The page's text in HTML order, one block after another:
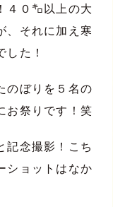
４０㌔以上の大
、それに加え寒
た！
のぼりを５名の
お祭りです！笑
記念撮影！こち
ショットはなか